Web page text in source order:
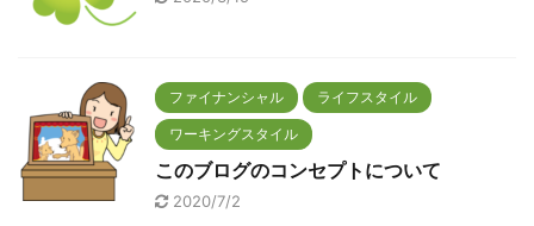
ファイナンシャル ライフスタイル
ワーキングスタイル
このブログのコンセプトについて
2020/7/2